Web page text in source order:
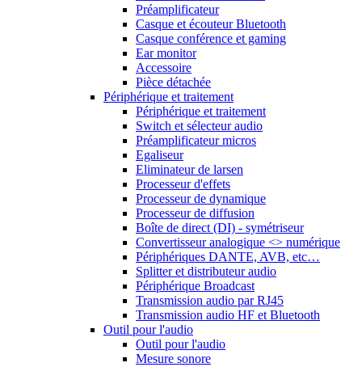
Préamplificateur
Casque et écouteur Bluetooth
Casque conférence et gaming
Ear monitor
Accessoire
Pièce détachée
Périphérique et traitement
Périphérique et traitement
Switch et sélecteur audio
Préamplificateur micros
Egaliseur
Eliminateur de larsen
Processeur d'effets
Processeur de dynamique
Processeur de diffusion
Boîte de direct (DI) - symétriseur
Convertisseur analogique <> numérique
Périphériques DANTE, AVB, etc…
Splitter et distributeur audio
Périphérique Broadcast
Transmission audio par RJ45
Transmission audio HF et Bluetooth
Outil pour l'audio
Outil pour l'audio
Mesure sonore